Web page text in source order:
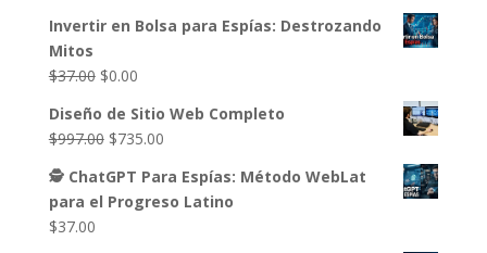
Invertir en Bolsa para Espías: Destrozando
Mitos
$37.00 El
original
era:
$37.00.
$0.00El
actual
es:
$0.00.
Diseño de Sitio Web Completo
$997.00 El
original
era:
$735.00El
actual
es:
🕵️ ChatGPT Para Espías: Método WebLat
para el Progreso Latino
$37.00